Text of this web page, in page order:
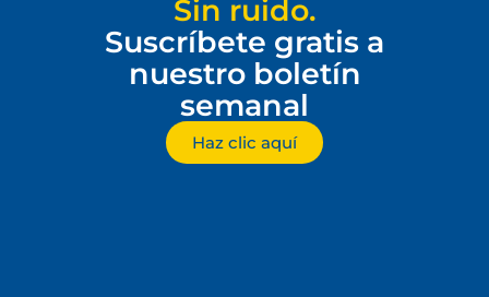
Sin ruido.
Suscríbete gratis a
nuestro boletín
semanal
Haz clic aquí